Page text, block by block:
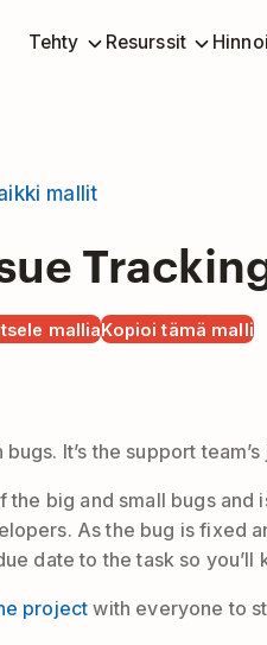
Tehty Resurssit
mallit
malliaKopioi tämä malli
It’s the support
big and small bugs
As the bug is fixed
date to the task so
project with everyone to